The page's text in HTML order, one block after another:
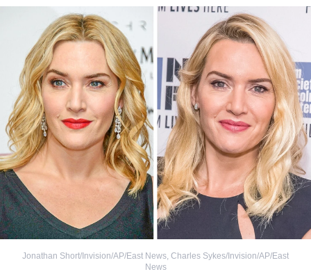
Jonathan Short/Invision/AP/East News Charles Sykes/Invision/AP/East
News